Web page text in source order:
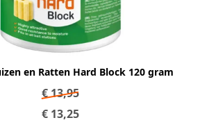
en Ratten Hard Block 120 gram
€13,95
€ 13,25